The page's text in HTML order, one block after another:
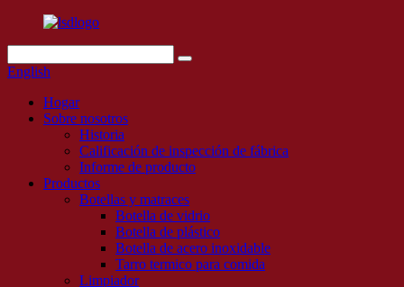
English
Hogar
Sobre nosotros
Historia
Calificación de inspección de fábrica
Informe de producto
Productos
Botellas y matraces
Botella de vidrio
Botella de plástico
Botella de acero inoxidable
Tarro termico para comida
Limpiador